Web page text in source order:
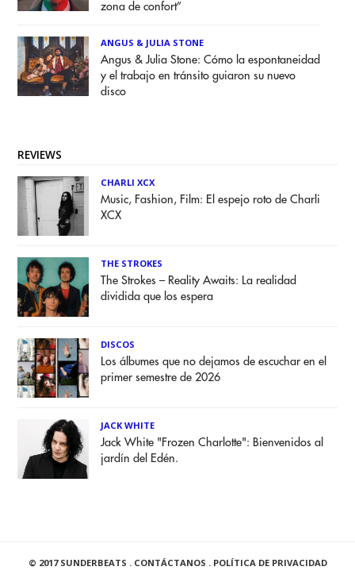
zona de confort”
ANGUS & JULIA STONE
Angus & Julia Stone: Cómo la espontaneidad
y el trabajo en tránsito guiaron su nuevo
disco
REVIEWS
CHARLI XCX
Music, Fashion, Film: El espejo roto de Charli
XCX
THE STROKES
The Strokes – Reality Awaits: La realidad
dividida que los espera
DISCOS
Los álbumes que no dejamos de escuchar en el
primer semestre de 2026
JACK WHITE
Jack White "Frozen Charlotte": Bienvenidos al
jardín del Edén.
© 2017 SUNDERBEATS . CONTÁCTANOS . POLÍTICA DE PRIVACIDAD